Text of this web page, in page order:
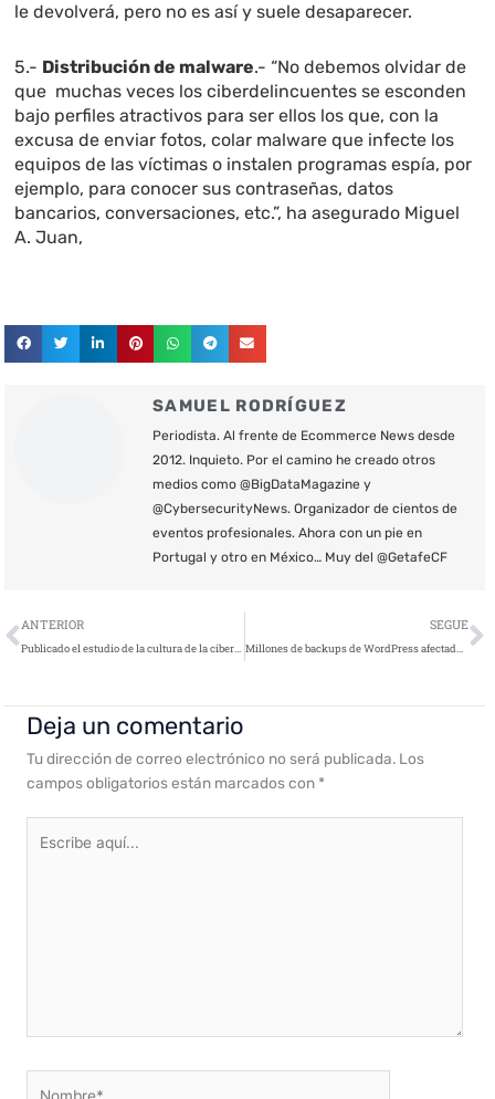
le devolverá, pero no es así y suele desaparecer.
5.- Distribución de malware.- “No debemos olvidar de
que muchas veces los ciberdelincuentes se esconden
bajo perfiles atractivos para ser ellos los que, con la
excusa de enviar fotos, colar malware que infecte los
equipos de las víctimas o instalen programas espía, por
ejemplo, para conocer sus contraseñas, datos
bancarios, conversaciones, etc.”, ha asegurado Miguel
A. Juan,
SAMUEL RODRÍGUEZ
Periodista. Al frente de Ecommerce News desde
2012. Inquieto. Por el camino he creado otros
medios como @BigDataMagazine y
@CybersecurityNews. Organizador de cientos de
eventos profesionales. Ahora con un pie en
Portugal y otro en México… Muy del @GetafeCF
Ant
ANTERIOR
Publicado el estudio de la cultura de la ciberseguridad en España del FNC
SEGUE
Millones de backups de WordPress afectados por una vulnerabilidad
Deja un comentario
Tu dirección de correo electrónico no será publicada. Los
campos obligatorios están marcados con *
aquí...